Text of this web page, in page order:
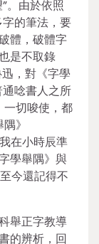
。由於依照
字的筆法，要
體，破體字
是不取錄
，對《字學
唸書人之所
一切唆使，都
》
在小時辰準
學舉隅》與
今還記得不
舉正字教導
的辨析，回